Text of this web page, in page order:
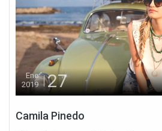
Ene
2019
27
Camila Pinedo